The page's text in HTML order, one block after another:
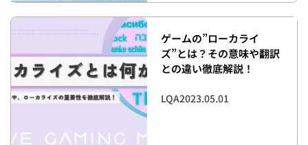
ゲームの”ローカライ
ズ”とは？その意味や翻訳
との違い徹底解説！
LQA2023.05.01